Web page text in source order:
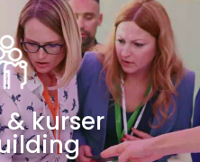
kurser